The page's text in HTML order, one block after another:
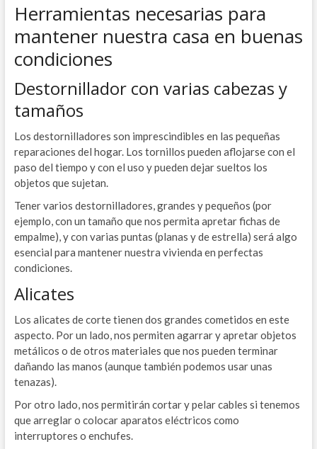
Herramientas necesarias para
mantener nuestra casa en buenas
condiciones
Destornillador con varias cabezas y
tamaños
Los destornilladores son imprescindibles en las pequeñas
reparaciones del hogar. Los tornillos pueden aflojarse con el
paso del tiempo y con el uso y pueden dejar sueltos los
objetos que sujetan.
Tener varios destornilladores, grandes y pequeños (por
ejemplo, con un tamaño que nos permita apretar fichas de
empalme), y con varias puntas (planas y de estrella) será algo
esencial para mantener nuestra vivienda en perfectas
condiciones.
Alicates
Los alicates de corte tienen dos grandes cometidos en este
aspecto. Por un lado, nos permiten agarrar y apretar objetos
metálicos o de otros materiales que nos pueden terminar
dañando las manos (aunque también podemos usar unas
tenazas).
Por otro lado, nos permitirán cortar y pelar cables si tenemos
que arreglar o colocar aparatos eléctricos como
interruptores o enchufes.